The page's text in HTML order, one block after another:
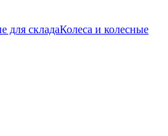
для складаКолеса и колесные